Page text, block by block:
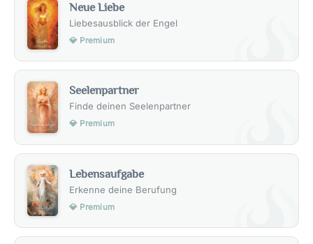
Neue Liebe
Liebesausblick der Engel
💎 Premium
Seelenpartner
Finde deinen Seelenpartner
💎 Premium
Lebensaufgabe
Erkenne deine Berufung
💎 Premium